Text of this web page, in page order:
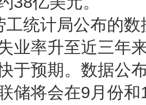
工统计局公布的
业率升至近三年
于预期。数据公
储将会在9月份